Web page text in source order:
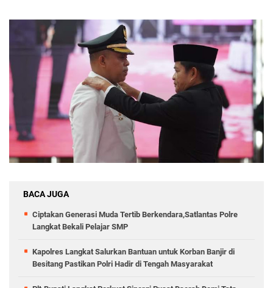
BACA JUGA
Ciptakan Generasi Muda Tertib Berkendara,Satlantas Polre
Langkat Bekali Pelajar SMP
Kapolres Langkat Salurkan Bantuan untuk Korban Banjir di
Besitang Pastikan Polri Hadir di Tengah Masyarakat